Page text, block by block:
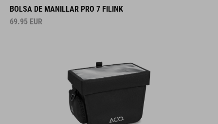
BOLSA DE MANILLAR PRO 7 FILINK
69.95 EUR